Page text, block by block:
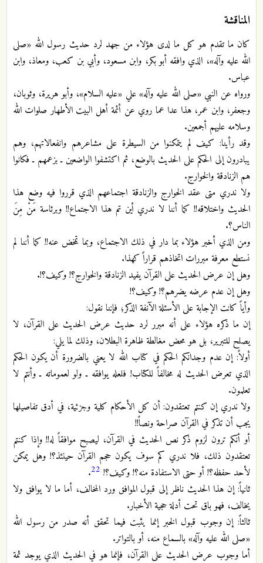
المناقشة
كان ما تقدم هو كل ما لدى هؤلاء من جهد لرد حديث رسول الله «صلى
الله عليه وآله»، الذي وافقه أبو بكر، وابن مسعود، وأبي بن كعب، ومعاذ، وابن
عباس.
ورواه عن النبي «صلى الله عليه وآله» علي «عليه السلام»، وأبو هريرة، وثوبان،
وجعفر، وابن عمر، هذا عدا عما روي عن أئمة أهل البيت الأطهار صلوات الله
وسلامه عليهم أجمعين.
وقد رأينا: كيف لم يتمكنوا من السيطرة على مشاعرهم وانفعالاتهم، وهم
يبادرون إلى الحكم على الحديث بالوضع، ثم اكتشفوا الواضعين ـ بزعمهم ـ فكانوا
هم الزنادقة والخوارج.
ولا ندري متى عقد الخوارج والزنادقة اجتماعهم الذي قرروا فيه وضع هذا
الحديث واختلاقه!! كما أننا لا ندري أين تم هذا الاجتماع!! وبرئاسة مَنْ مِنَ
الناس؟.
ومن الذي أخبر هؤلاء بما دار في ذلك الاجتماع، وبما تمخض عنه!! كما أننا لم
نستطع معرفة مبررات اتخاذهم قراراً كهذا.
وهل إن عرض الحديث على القرآن يفيد الزنادقة والخوارج؟! وكيف؟!.
وهل إن عدم عرضه يضرهم؟! وكيف؟!
وأياً كانت الإجابة على الأسئلة الآنفة الذكر؛ فإننا نقول:
إن ما ذكره هؤلاء على أنه مبرر لرد حديث عرض الحديث على القرآن، لا
يصلح للتبرير، بل هو محض مغالطة ظاهرة البطلان، وذلك لما يلي:
أولاً: إن عدم وجدانكم الحكم في كتاب الله لا يعني بالضرورة أن يكون الحكم
الذي تعرض الحديث له مخالفاً للكتاب! فلعله يوافقه ـ ولو لعموماته ـ وأنتم لا
تعلمون.
ولا ندري إن كنتم تعتقدون: أن كل الأحكام كلية وجزئية، في أدق تفاصيلها
يجب أن تذكر في القرآن صراحة ونصاً!!
أو أنكم ترون لزوم ذكر نص الحديث في القرآن، ليصبح موافقاً له!! وإذا كنتم
تعتقدون ذلك، فلا ندري كم سوف يكون حجم القرآن حينئذ؟! وهل يمكن
لأحد حفظه؟! أو حتى الاستفادة منه؟! وكيف؟! 22
.
ثانياً: إن هذا الحديث ناظر إلى قبول الموافق ورد المخالف، أما ما لا يوافق ولا
يخالف، فهو باق تحت أدلة حجية الأخبار.
ثالثاً: إن وجوب قبول الخبر إنما يثبت فيما تحقق أنه صدر من رسول الله
«صلى الله عليه وآله» بالسماع منه، أو بالتواتر.
أما وجوب عرض الحديث على القرآن، فإنما هو في الحديث الذي يوجد ثمة